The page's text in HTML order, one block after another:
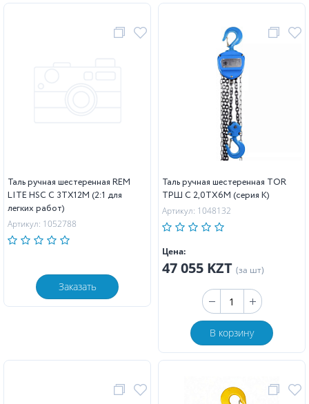
Таль ручная шестеренная REM
LITE HSC C 3ТХ12М (2:1 для
легких работ)
Артикул: 1052788
Заказать
Таль ручная шестеренная TOR
ТРШ C 2,0ТХ6М (серия K)
Артикул: 1048132
Цена:
47 055 KZT (за шт)
В корзину